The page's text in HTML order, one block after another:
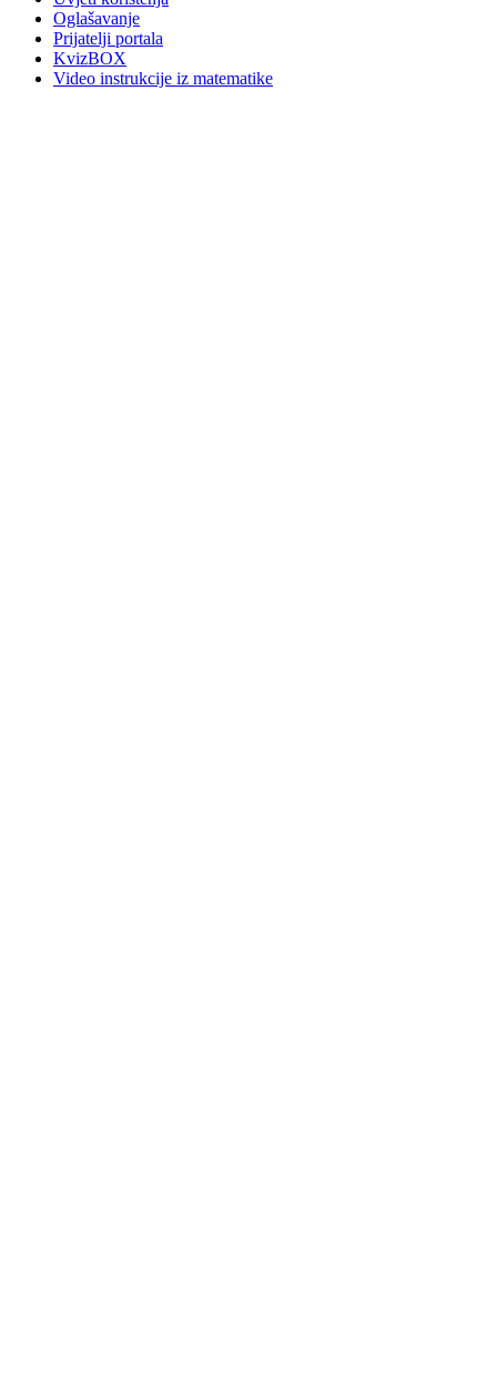
Oglašavanje
Prijatelji portala
KvizBOX
Video instrukcije iz matematike